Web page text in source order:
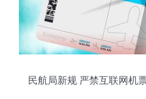
民航局新规 严禁互联网机